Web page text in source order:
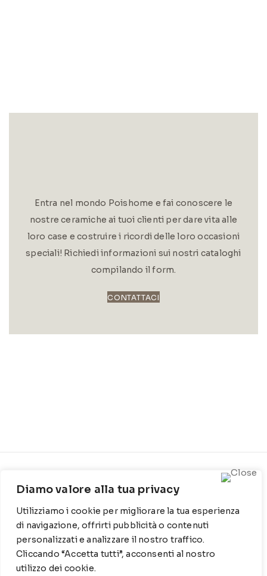
Diamo valore alla tua privacy
Utilizziamo i cookie per migliorare la tua esperienza
di navigazione, offrirti pubblicità o contenuti
personalizzati e analizzare il nostro traffico.
Cliccando “Accetta tutti”, acconsenti al nostro
utilizzo dei cookie.
Entra nel mondo Poishome e fai conoscere le
nostre ceramiche ai tuoi clienti per dare vita alle
loro case e costruire i ricordi delle loro occasioni
speciali! Richiedi informazioni sui nostri cataloghi
compilando il form.
CONTATTACI
1316 - 70044 Polignano a
mare
T
WZ: 329 6510725
Cookie Policy
Privacy Policy